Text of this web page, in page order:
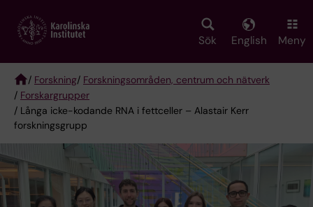
main
Sök English Meny
Breadcrumb
/ Forskning/ Forskningsområden, centrum och nätverk
/ Forskargrupper
/ Långa icke-kodande RNA i fettceller – Alastair Kerr
forskningsgrupp